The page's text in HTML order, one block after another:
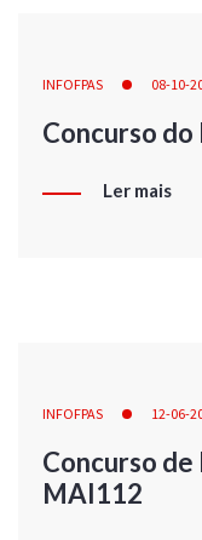
INFOFPAS 08-10-
Concurso
Ler mais
INFOFPAS 12-06-
Concurso
MAI112